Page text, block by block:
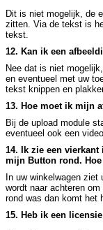
Dit is niet mogelijk, de
zitten. Via de tekst is
tekst.
12. Kan ik een
Nee dat is niet
en eventueel met uw
tekst knippen en
13. Hoe moet ik mijn
Bij de upload module
eventueel ook een
14. Ik zie een
mijn Button rond.
In uw winkelwagen
wordt naar achteren
rond was dan komt het
15. Heb ik een